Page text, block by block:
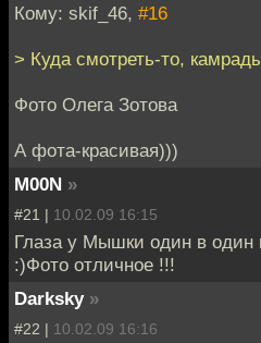
Кому: skif_46, #16
> Куда смотреть-то,
Фото Олега Зотова
А фота-красивая)))
M00N »
#21 | 10.02.09 16:15
Глаза у Мышки один в один
:)Фото отличное !!!
Darksky »
#22 | 10.02.09 16:16